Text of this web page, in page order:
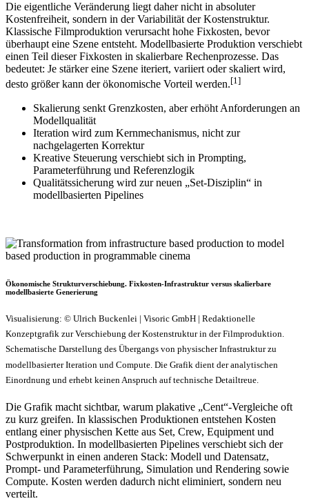
Die eigentliche Veränderung liegt daher nicht in absoluter
Kostenfreiheit, sondern in der Variabilität der Kostenstruktur.
Klassische Filmproduktion verursacht hohe Fixkosten, bevor
überhaupt eine Szene entsteht. Modellbasierte Produktion verschiebt
einen Teil dieser Fixkosten in skalierbare Rechenprozesse. Das
bedeutet: Je stärker eine Szene iteriert, variiert oder skaliert wird,
desto größer kann der ökonomische Vorteil werden.[1]
Skalierung senkt Grenzkosten, aber erhöht Anforderungen an
Modellqualität
Iteration wird zum Kernmechanismus, nicht zur
nachgelagerten Korrektur
Kreative Steuerung verschiebt sich in Prompting,
Parameterführung und Referenzlogik
Qualitätssicherung wird zur neuen „Set-Disziplin“ in
modellbasierten Pipelines
Ökonomische Strukturverschiebung. Fixkosten-Infrastruktur versus skalierbare
modellbasierte Generierung
Visualisierung: © Ulrich Buckenlei | Visoric GmbH | Redaktionelle
Konzeptgrafik zur Verschiebung der Kostenstruktur in der Filmproduktion.
Schematische Darstellung des Übergangs von physischer Infrastruktur zu
modellbasierter Iteration und Compute. Die Grafik dient der analytischen
Einordnung und erhebt keinen Anspruch auf technische Detailtreue.
Die Grafik macht sichtbar, warum plakative „Cent“-Vergleiche oft
zu kurz greifen. In klassischen Produktionen entstehen Kosten
entlang einer physischen Kette aus Set, Crew, Equipment und
Postproduktion. In modellbasierten Pipelines verschiebt sich der
Schwerpunkt in einen anderen Stack: Modell und Datensatz,
Prompt- und Parameterführung, Simulation und Rendering sowie
Compute. Kosten werden dadurch nicht eliminiert, sondern neu
verteilt.